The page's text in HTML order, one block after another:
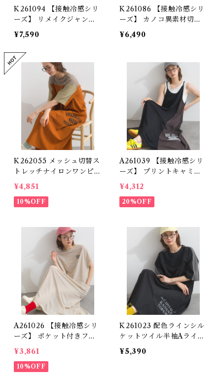
K261094 【接触冷感シリ
ーズ】 リメイクジャンス
カ / Cool Touch Mixed
Fabric Remake Jumper
Skirt (残りわずか)
¥7,590
K261086 【接触冷感シリ
ーズ】 カノコ異素材切替
ワンピース / Cool Touc
h Mixed Fabric Switchi
¥6,490
K262055 メッシュ切替ス
トレッチナイロンワンピー
ス / Mesh Panel Stretch
Nylon Dress (残りわず
か)
¥4,851
10%OFF
A261039 【接触冷感シリ
ーズ】 プリントキャミワ
ンピース / Cool Touch
Logo Print Camisole Dr
ess (残りわずか)
¥4,312
20%OFF
A261026 【接触冷感シリ
ーズ】 ポケット付きフレ
アワンピース / Cool Tou
ch Pocket Flare Dress
(残りわずか)
¥3,861
10%OFF
K261023 配色ラインシル
ケットツイル半袖Aライン
ワンピース / Color Line
Silket Twill A-Line Dre
¥5,390